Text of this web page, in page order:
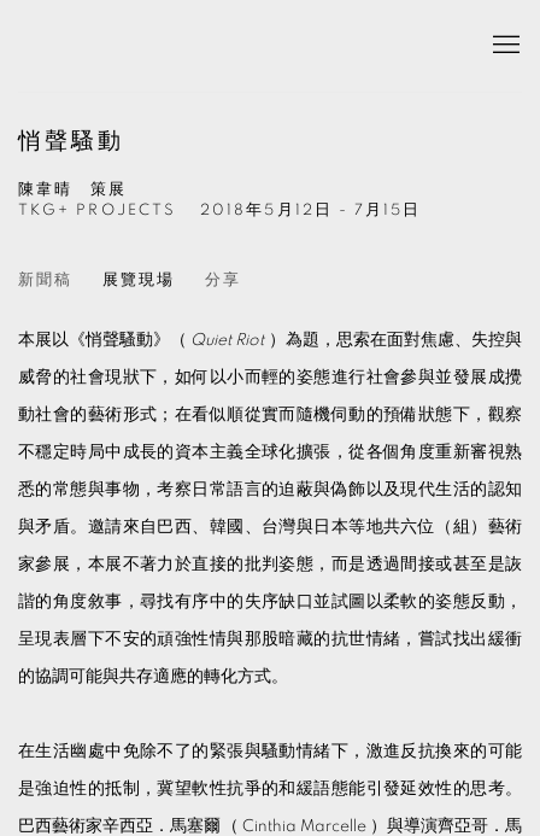
悄聲騷動
陳韋晴 策展
2018年5月12日 - 7月15日
TKG+ PROJECTS
新聞稿 展覽現場 分享
本展以《悄聲騷動》（ Quiet Riot ）為題，思索在面對焦慮、失控與
威脅的社會現狀下，如何以小而輕的姿態進行社會參與並發展成攪
動社會的藝術形式；在看似順從實而隨機伺動的預備狀態下，觀察
不穩定時局中成長的資本主義全球化擴張，從各個角度重新審視熟
悉的常態與事物，考察日常語言的迫蔽與偽飾以及現代生活的認知
與矛盾。邀請來自巴西、韓國、台灣與日本等地共六位（組）藝術
家參展，本展不著力於直接的批判姿態，而是透過間接或甚至是詼
諧的角度敘事，尋找有序中的失序缺口並試圖以柔軟的姿態反動，
呈現表層下不安的頑強性情與那股暗藏的抗世情緒，嘗試找出緩衝
的協調可能與共存適應的轉化方式。
在生活幽處中免除不了的緊張與騷動情緒下，激進反抗換來的可能
是強迫性的抵制，冀望軟性抗爭的和緩語態能引發延效性的思考。
巴西藝術家辛西亞．馬塞爾（ Cinthia Marcelle ）與導演齊亞哥．馬